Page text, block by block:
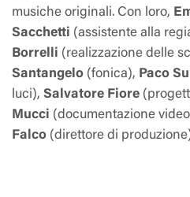
musiche originali. Con loro,
Sacchetti (assistente alla
Borrelli (realizzazione delle
Santangelo (fonica), Paco
luci), Salvatore Fiore
Mucci (documentazione
Falco (direttore di